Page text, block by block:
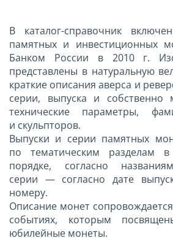
В каталог-справочник
памятных и инвестиционных
Банком России в 2010 г.
представлены в натуральную
краткие описания аверса и
серии, выпуска и собственно
технические параметры,
и скульпторов.
Выпуски и серии памятных
по тематическим разделам в
порядке, согласно
серии — согласно дате
номеру.
Описание монет
событиях, которым
юбилейные монеты.